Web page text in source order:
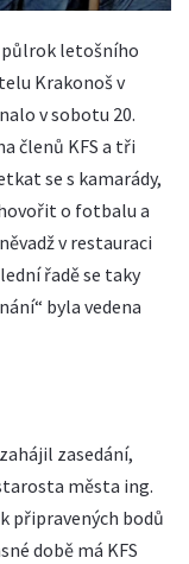
letošního
Krakonoš v
v sobotu 20.
členů KFS a tři
se s kamarády,
o fotbalu a
v restauraci
řadě se taky
byla vedena
zasedání,
města ing.
připravených bodů
době má KFS